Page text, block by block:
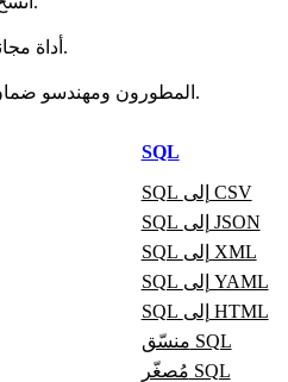
نعم. CSV إلى SQL أداة مجانية عبر الإنترنت للمطورين وتعمل دون تسجيل.
المطورون ومهندسو ضمان الجودة والطلاب ومحللو البيانات يستخدمونها في مهامهم اليومية.
SQL
SQL إلى CSV
SQL إلى JSON
SQL إلى XML
SQL إلى YAML
SQL إلى HTML
منسّق SQL
مُصغّر SQL